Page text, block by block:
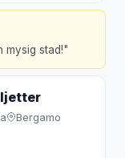
mysig stad!"
Bergamo